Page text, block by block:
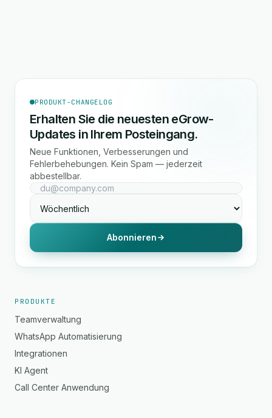
PRODUKT-CHANGELOG
Erhalten Sie die neuesten eGrow-
Updates in Ihrem Posteingang.
Neue Funktionen, Verbesserungen und
Fehlerbehebungen. Kein Spam — jederzeit
abbestellbar.
Abonnieren
PRODUKTE
Teamverwaltung
WhatsApp Automatisierung
Integrationen
KI Agent
Call Center Anwendung